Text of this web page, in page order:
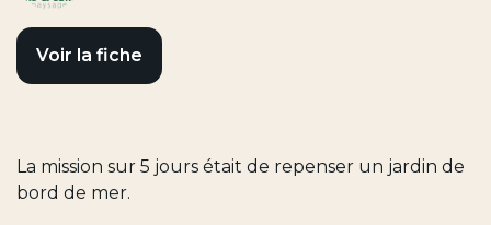
Voir la fiche
La mission sur 5 jours était de repenser un jardin de
bord de mer.